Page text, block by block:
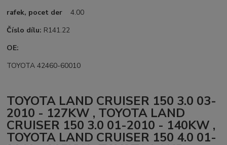
rafek, pocet der
4.00
Číslo dílu: R141.22
OE:
TOYOTA 42460-60010
TOYOTA LAND CRUISER 150 3.0 03-
2010 - 127KW , TOYOTA LAND
CRUISER 150 3.0 01-2010 - 140KW ,
TOYOTA LAND CRUISER 150 4.0 01-